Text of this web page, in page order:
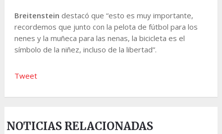
Breitenstein destacó que “esto es muy importante,
recordemos que junto con la pelota de fútbol para los
nenes y la muñeca para las nenas, la bicicleta es el
símbolo de la niñez, incluso de la libertad”.
Tweet
NOTICIAS RELACIONADAS